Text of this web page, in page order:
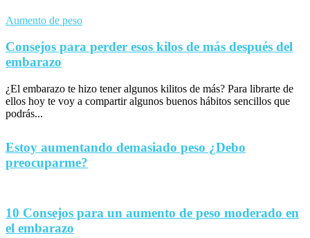
Aumento de peso
Consejos para perder esos kilos de más después del
embarazo
¿El embarazo te hizo tener algunos kilitos de más? Para librarte de
ellos hoy te voy a compartir algunos buenos hábitos sencillos que
podrás...
Estoy aumentando demasiado peso ¿Debo
preocuparme?
10 Consejos para un aumento de peso moderado en
el embarazo